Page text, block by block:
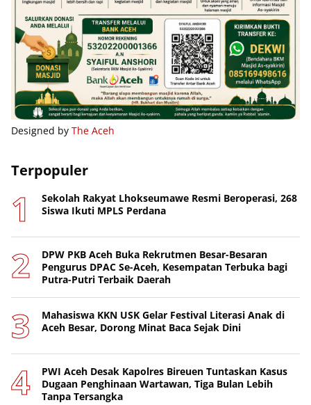
Designed by The Aceh
Terpopuler
Sekolah Rakyat Lhokseumawe Resmi Beroperasi, 268
Siswa Ikuti MPLS Perdana
DPW PKB Aceh Buka Rekrutmen Besar-Besaran
Pengurus DPAC Se-Aceh, Kesempatan Terbuka bagi
Putra-Putri Terbaik Daerah
Mahasiswa KKN USK Gelar Festival Literasi Anak di
Aceh Besar, Dorong Minat Baca Sejak Dini
PWI Aceh Desak Kapolres Bireuen Tuntaskan Kasus
Dugaan Penghinaan Wartawan, Tiga Bulan Lebih
Tanpa Tersangka